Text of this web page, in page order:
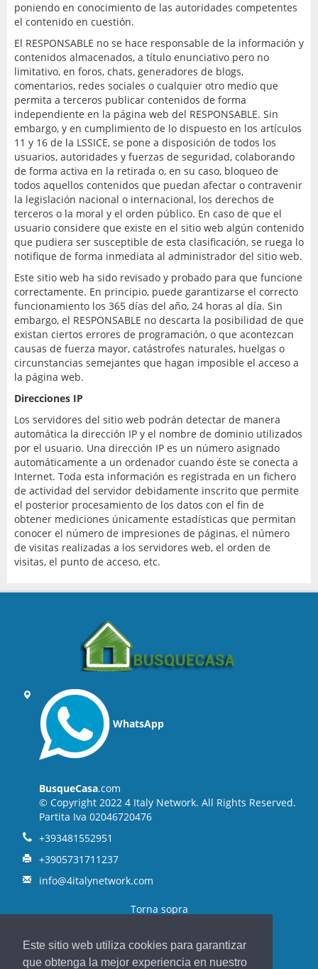
Este sitio web utiliza cookies para garantizar
que obtenga la mejor experiencia en nuestro
poniendo en conocimiento de las autoridades competentes
el contenido en cuestión.
El RESPONSABLE no se hace responsable de la información y
contenidos almacenados, a título enunciativo pero no
limitativo, en foros, chats, generadores de blogs,
comentarios, redes sociales o cualquier otro medio que
permita a terceros publicar contenidos de forma
independiente en la página web del RESPONSABLE. Sin
embargo, y en cumplimiento de lo dispuesto en los artículos
11 y 16 de la LSSICE, se pone a disposición de todos los
usuarios, autoridades y fuerzas de seguridad, colaborando
de forma activa en la retirada o, en su caso, bloqueo de
todos aquellos contenidos que puedan afectar o contravenir
la legislación nacional o internacional, los derechos de
terceros o la moral y el orden público. En caso de que el
usuario considere que existe en el sitio web algún contenido
que pudiera ser susceptible de esta clasificación, se ruega lo
notifique de forma inmediata al administrador del sitio web.
Este sitio web ha sido revisado y probado para que funcione
correctamente. En principio, puede garantizarse el correcto
funcionamiento los 365 días del año, 24 horas al día. Sin
embargo, el RESPONSABLE no descarta la posibilidad de que
existan ciertos errores de programación, o que acontezcan
causas de fuerza mayor, catástrofes naturales, huelgas o
circunstancias semejantes que hagan imposible el acceso a
la página web.
Direcciones IP
Los servidores del sitio web podrán detectar de manera
automática la dirección IP y el nombre de dominio utilizados
por el usuario. Una dirección IP es un número asignado
automáticamente a un ordenador cuando éste se conecta a
Internet. Toda esta información es registrada en un fichero
de actividad del servidor debidamente inscrito que permite
el posterior procesamiento de los datos con el fin de
obtener mediciones únicamente estadísticas que permitan
conocer el número de impresiones de páginas, el número
de visitas realizadas a los servidores web, el orden de
visitas, el punto de acceso, etc.
WhatsApp
BusqueCasa.com
© Copyright 2022 4 Italy Network. All Rights Reserved.
Partita Iva 02046720476
+393481552951
+3905731711237
info@4italynetwork.com
Torna sopra